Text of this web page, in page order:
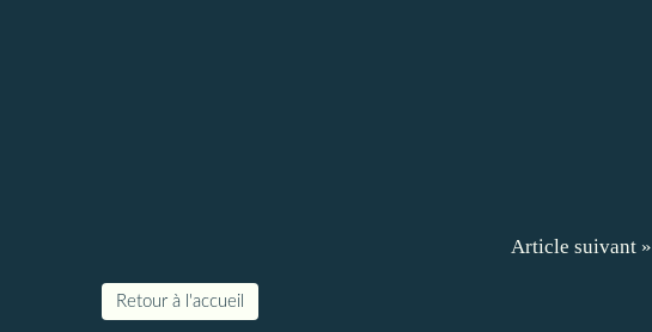
Article suivant »
Retour à l'accueil